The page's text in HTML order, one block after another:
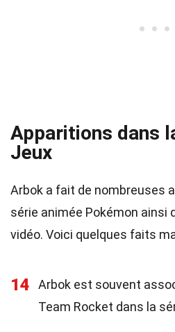
Apparitions dans
Jeux
Arbok a fait de nombreuses
série animée Pokémon ainsi
vidéo. Voici quelques faits
14 Arbok est souvent
Team Rocket dans la